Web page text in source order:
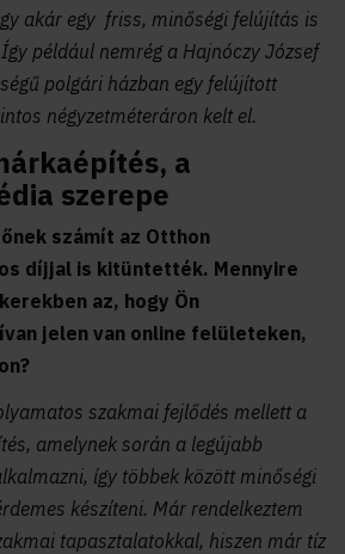
akár egy friss, minőségi felújítás is
például nemrég a Hajnóczy József
polgári házban egy felújított
négyzetméteráron kelt el.
a
szerepe
számít az Otthon
díjjal is kitüntették. Mennyire
az, hogy Ön
jelen van online felületeken,
szakmai fejlődés mellett a
amelynek során a legújabb
így többek között minőségi
készíteni. Már rendelkeztem
tapasztalatokkal, hiszen már tíz